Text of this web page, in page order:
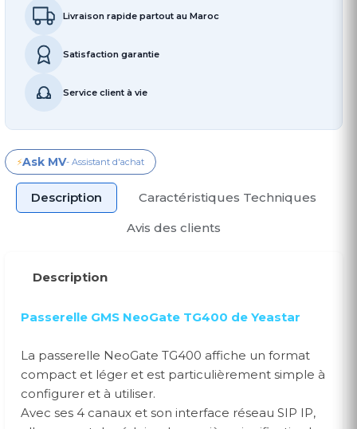
Livraison rapide partout au Maroc
Satisfaction garantie
Service client à vie
⚡Ask MV- Assistant d'achat
Description
Caractéristiques Techniques
Avis des clients
Description
Passerelle GMS NeoGate TG400 de Yeastar
La passerelle NeoGate TG400 affiche un format
compact et léger et est particulièrement simple à
configurer et à utiliser.
Avec ses 4 canaux et son interface réseau SIP IP,